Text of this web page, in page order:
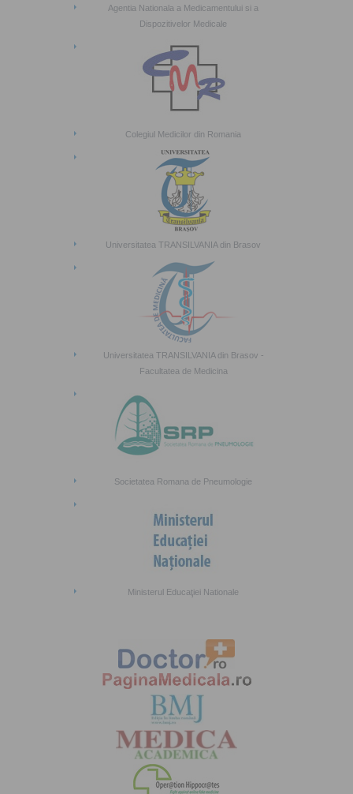
Agentia Nationala a Medicamentului si a
Dispozitivelor Medicale
Colegiul Medicilor din Romania
Universitatea TRANSILVANIA din Brasov
Universitatea TRANSILVANIA din Brasov -
Facultatea de Medicina
Societatea Romana de Pneumologie
Ministerul Educaţiei Nationale